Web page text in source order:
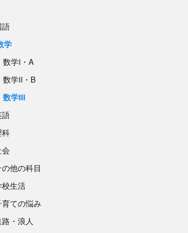
語
学
数学Ⅰ・A
数学Ⅱ・B
数学Ⅲ
語
科
の他の科目
校生活
ての悩み
・浪人